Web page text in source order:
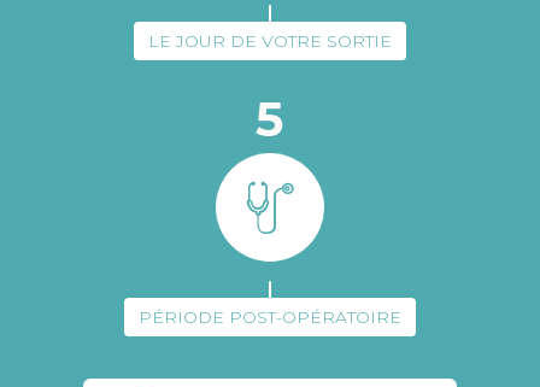
LE JOUR DE VOTRE SORTIE
5
PÉRIODE POST-OPÉRATOIRE